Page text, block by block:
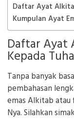
Daftar Ayat
Kumpulan Ayat
Daftar Ayat
Kepada
Tanpa banyak
pembahasan
emas Alkitab atau
Nya. Silahkan